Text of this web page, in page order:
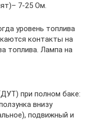
7-25 Ом.
уровень топлива
контакты на
топлива. Лампа на
при полном баке:
внизу
подвижный и